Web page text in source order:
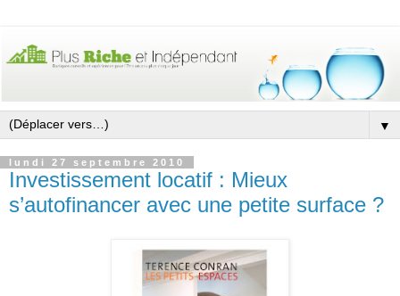
▼
lundi 27 septembre 2010
Investissement locatif : Mieux
s’autofinancer avec une petite surface ?